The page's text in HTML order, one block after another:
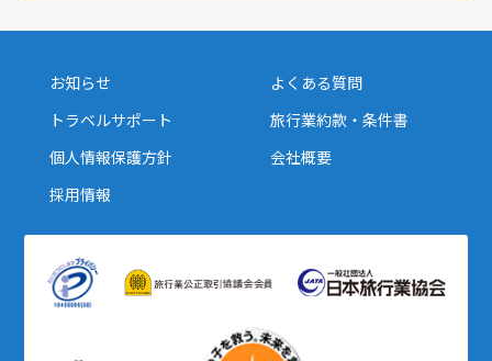
お知らせ
よくある質問
トラベルサポート
旅行業約款・条件書
個人情報保護方針
会社概要
採用情報